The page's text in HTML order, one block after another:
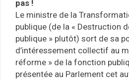
pas !
Le ministre de la
publique (de la « Destruction
publique » plutôt) sort de sa
d’intéressement collectif au
réforme » de la fonction
présentée au Parlement cet